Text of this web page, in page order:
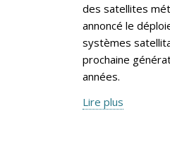
des satellites
annoncé le
systèmes
prochaine
années.
Lire plus